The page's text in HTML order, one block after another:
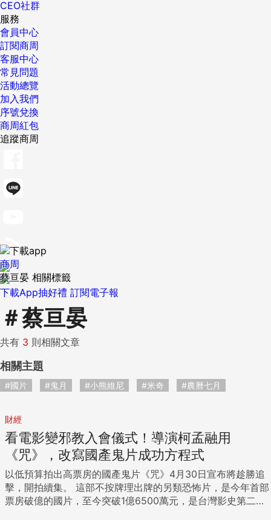
CEO社群
服務
會員中心
訂閱商周
客服中心
常見問題
活動總覽
加入我們
序號兌換
商周紅包
追蹤商周
下載App抽好禮 訂閱電子報
商周
蔡亘晏 相關標籤
＃蔡亘晏
共有 3 則相關文章
相關主題
#國片 #鬼月 #小熊維尼 #米奇 #農曆七月
財經
看電影變邪教入會儀式！導演柯孟融用
《咒》，改寫國產鬼片成功方程式
以低預算拍出高票房的國產鬼片《咒》4月30日宣布將趁勝追
擊，開拍續集。 這部不按牌理出牌的另類恐怖片，是今年首部
票房破億的國片，至今突破1億6500萬元，是台灣影史第二賣